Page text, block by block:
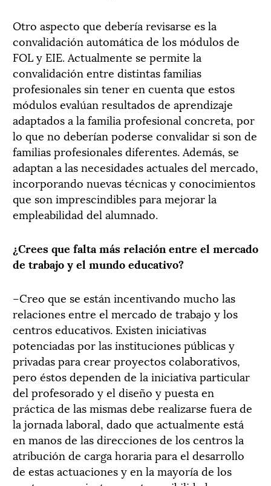
Otro aspecto que debería revisarse es la
convalidación automática de los módulos de
FOL y EIE. Actualmente se permite la
convalidación entre distintas familias
profesionales sin tener en cuenta que estos
módulos evalúan resultados de aprendizaje
adaptados a la familia profesional concreta, por
lo que no deberían poderse convalidar si son de
familias profesionales diferentes. Además, se
adaptan a las necesidades actuales del mercado,
incorporando nuevas técnicas y conocimientos
que son imprescindibles para mejorar la
empleabilidad del alumnado.
¿Crees que falta más relación entre el mercado
de trabajo y el mundo educativo?
–Creo que se están incentivando mucho las
relaciones entre el mercado de trabajo y los
centros educativos. Existen iniciativas
potenciadas por las instituciones públicas y
privadas para crear proyectos colaborativos,
pero éstos dependen de la iniciativa particular
del profesorado y el diseño y puesta en
práctica de las mismas debe realizarse fuera de
la jornada laboral, dado que actualmente está
en manos de las direcciones de los centros la
atribución de carga horaria para el desarrollo
de estas actuaciones y en la mayoría de los